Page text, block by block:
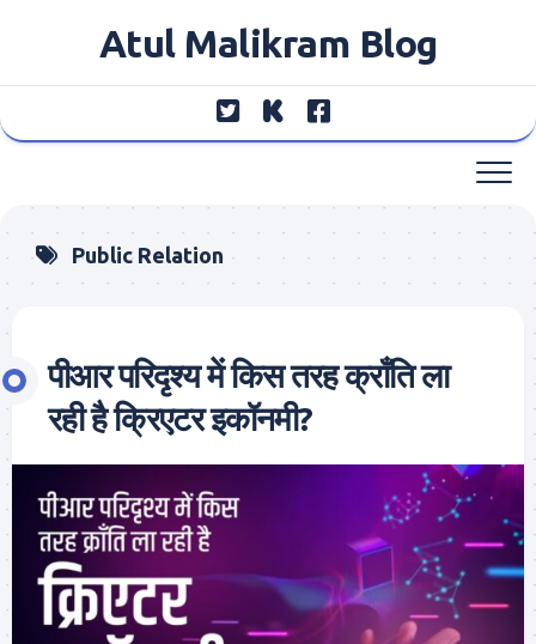
Atul Malikram Blog
Public Relation
पीआर परिदृश्य में किस तरह क्राँति ला
रही है क्रिएटर इकॉनमी?